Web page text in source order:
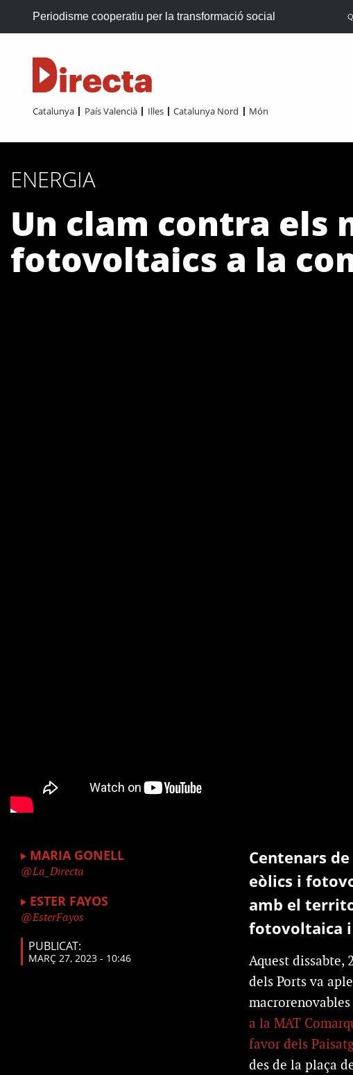
Periodisme cooperatiu per la transformació social
Catalunya País Valencià Illes Catalunya Nord Món
ENERGIA
Un clam contra els
fotovoltaics a la
MARIA GONELL
La_Directa
ESTER FAYOS
EsterFayos
PUBLICAT:
MARÇ 27, 2023 - 10:46
Centenars
eòlics i
amb el
fotovoltaica i
Aquest dissabte,
dels Ports va
a la MAT
favor dels
des de la plaça